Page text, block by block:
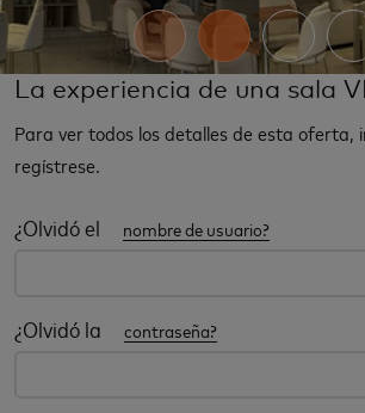
La experiencia de una sala
Para ver todos los detalles de esta oferta,
regístrese.
¿Olvidó el nombre de usuario?
¿Olvidó la contraseña?